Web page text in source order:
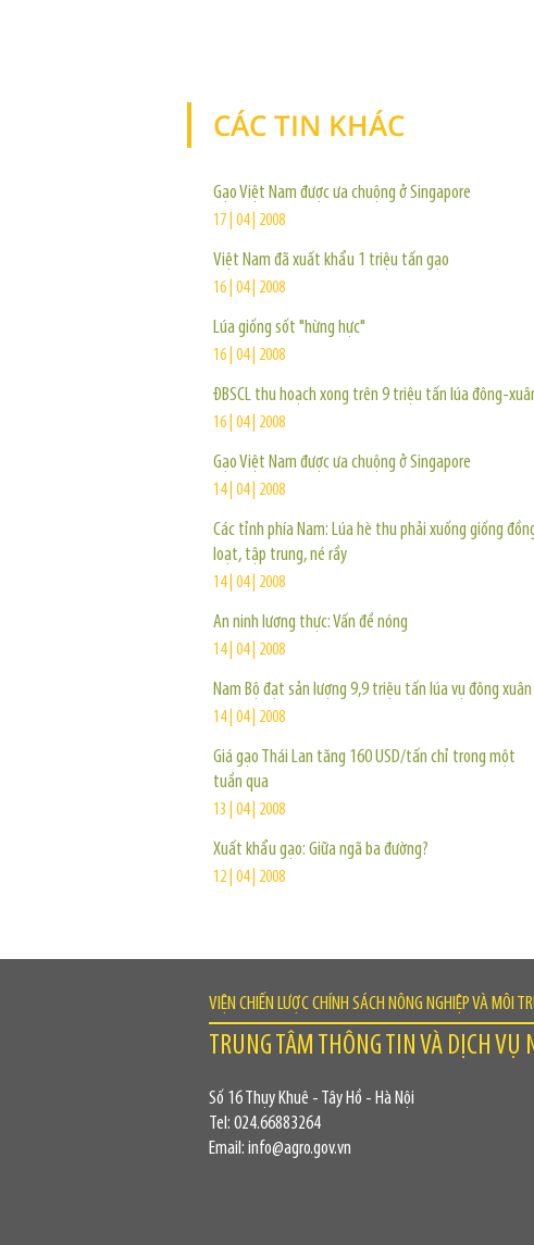
CÁC TIN KHÁC
Gạo Việt Nam được ưa chuộng ở Singapore
17 | 04 | 2008
Việt Nam đã xuất khẩu 1 triệu tấn gạo
16 | 04 | 2008
Lúa giống sốt "hừng hực"
16 | 04 | 2008
ĐBSCL thu hoạch xong trên 9 triệu tấn lúa đông-
16 | 04 | 2008
Gạo Việt Nam được ưa chuộng ở Singapore
14 | 04 | 2008
Các tỉnh phía Nam: Lúa hè thu phải xuống giống
loạt, tập trung, né rầy
14 | 04 | 2008
An ninh lương thực: Vấn đề nóng
14 | 04 | 2008
Nam Bộ đạt sản lượng 9,9 triệu tấn lúa vụ đông xuân
14 | 04 | 2008
Giá gạo Thái Lan tăng 160 USD/tấn chỉ trong một
tuần qua
13 | 04 | 2008
Xuất khẩu gạo: Giữa ngã ba đường?
12 | 04 | 2008
VIỆN CHIẾN LƯỢC CHÍNH SÁCH NÔNG NGHIỆP VÀ MÔI
TRUNG TÂM THÔNG TIN VÀ DỊCH
Số 16 Thụy Khuê - Tây Hồ - Hà Nội
Tel: 024.66883264
Email: info@agro.gov.vn